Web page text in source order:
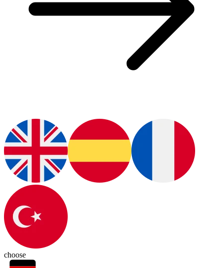
choose